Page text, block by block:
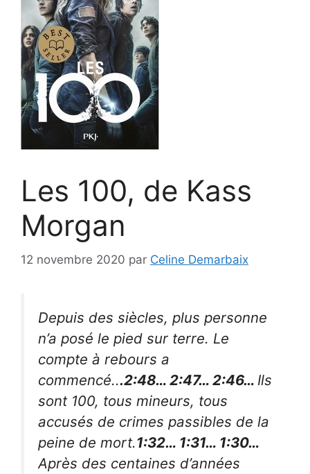
Les 100, de Kass
Morgan
12 novembre 2020 par Celine Demarbaix
Depuis des siècles, plus personne
n’a posé le pied sur terre. Le
compte à rebours a
commencé...2:48… 2:47… 2:46… Ils
sont 100, tous mineurs, tous
accusés de crimes passibles de la
peine de mort.1:32… 1:31… 1:30…
Après des centaines d’années